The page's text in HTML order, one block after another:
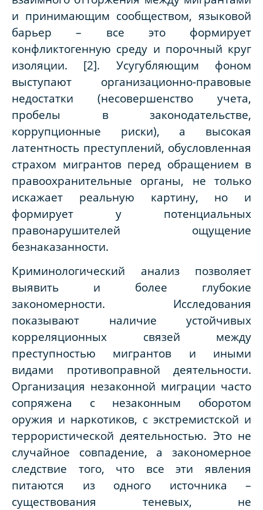
и принимающим сообществом, языковой
барьер – все это формирует
конфликтогенную среду и порочный круг
изоляции. [2]. Усугубляющим фоном
выступают организационно-правовые
недостатки (несовершенство учета,
пробелы в законодательстве,
коррупционные риски), а высокая
латентность преступлений, обусловленная
страхом мигрантов перед обращением в
правоохранительные органы, не только
искажает реальную картину, но и
формирует у потенциальных
правонарушителей ощущение
безнаказанности.
Криминологический анализ позволяет
выявить и более глубокие
закономерности. Исследования
показывают наличие устойчивых
корреляционных связей между
преступностью мигрантов и иными
видами противоправной деятельности.
Организация незаконной миграции часто
сопряжена с незаконным оборотом
оружия и наркотиков, с экстремистской и
террористической деятельностью. Это не
случайное совпадение, а закономерное
следствие того, что все эти явления
питаются из одного источника –
существования теневых, не